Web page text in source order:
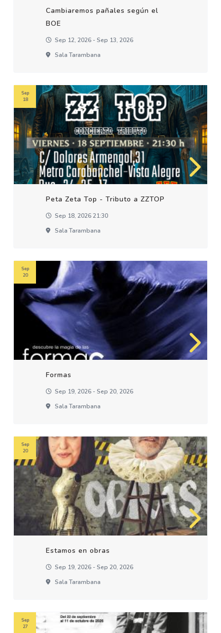
Cambiaremos pañales según el
BOE
Sep 12, 2026 - Sep 13, 2026
Sala Tarambana
Peta Zeta Top - Tributo a ZZTOP
Sep 18, 2026 21:30
Sala Tarambana
Sep
18
Formas
Sep 19, 2026 - Sep 20, 2026
Sala Tarambana
Sep
20
Estamos en obras
Sep 19, 2026 - Sep 20, 2026
Sala Tarambana
Sep
20
Sep
27